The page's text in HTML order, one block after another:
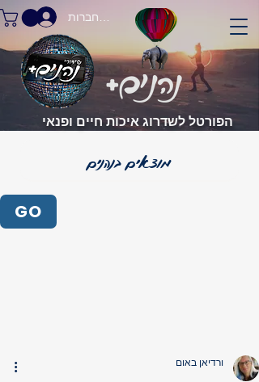
הפורטל לשדרוג איכות חיים ופנאי
התחברות
GO
ורדיאן באום